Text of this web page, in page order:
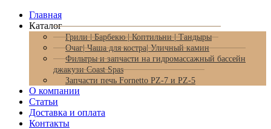
Главная
Каталог
Грили | Барбекю | Коптильни | Тандыры
Очаг| Чаша для костра| Уличный камин
Фильтры и запчасти на гидромассажный бассейн
джакузи Coast Spas
Запчасти печь Fornetto PZ-7 и PZ-5
О компании
Статьи
Доставка и оплата
Контакты